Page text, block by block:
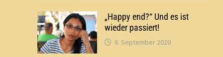
„Happy end?“ Und es ist
wieder passiert!
6. September 2020